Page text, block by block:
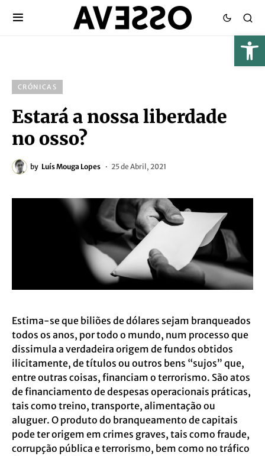
CRÓNICAS
Estará a nossa liberdade
no osso?
by Luís Mouga Lopes 25 de Abril, 2021
Estima-se que biliões de dólares sejam branqueados
todos os anos, por todo o mundo, num processo que
dissimula a verdadeira origem de fundos obtidos
ilicitamente, de títulos ou outros bens “sujos” que,
entre outras coisas, financiam o terrorismo. São atos
de financiamento de despesas operacionais práticas,
tais como treino, transporte, alimentação ou
aluguer. O produto do branqueamento de capitais
pode ter origem em crimes graves, tais como fraude,
corrupção pública e terrorismo, bem como no tráfico